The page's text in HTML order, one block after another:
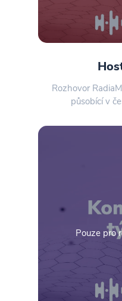
Rozhovor
působící v
Pouze pro